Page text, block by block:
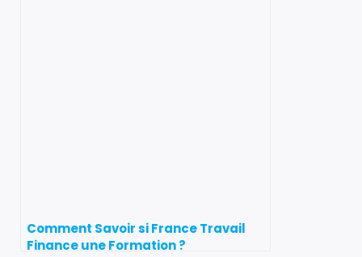
Comment Savoir si France Travail
Finance une Formation ?